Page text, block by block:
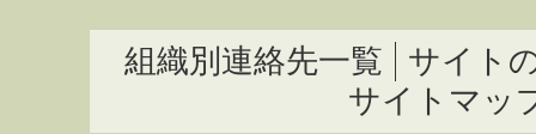
組織別連絡先一覧
サイト
サイトマッ